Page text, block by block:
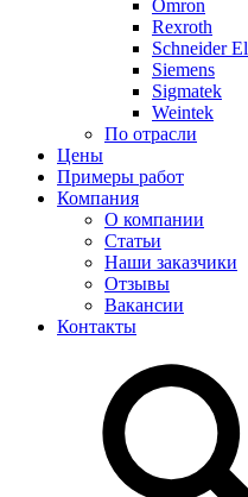
Omron
Rexroth
Schneider
Siemens
Sigmatek
Weintek
По отрасли
Цены
Примеры работ
Компания
О компании
Статьи
Наши заказчики
Отзывы
Вакансии
Контакты